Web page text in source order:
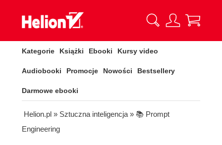
Kategorie Książki Ebooki Kursy video
Audiobooki Promocje Nowości Bestsellery
Darmowe ebooki
Helion.pl » Sztuczna inteligencja » 📚 Prompt
Engineering